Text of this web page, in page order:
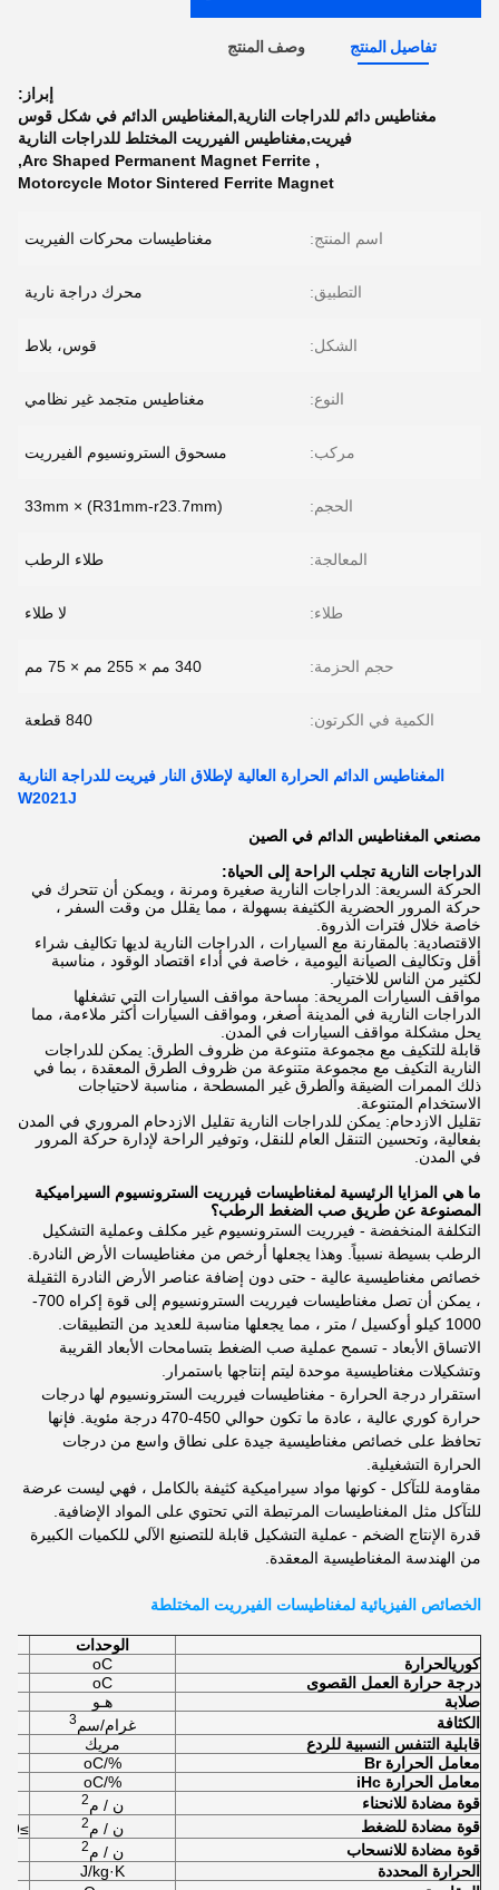
تفاصيل المنتج وصف المنتج
إبراز:
مغناطيس دائم للدراجات النارية,المغناطيس الدائم في شكل قوس
فيريت,مغناطيس الفيرريت المختلط للدراجات النارية
,
Arc Shaped Permanent Magnet Ferrite
,
Motorcycle Motor Sintered Ferrite Magnet
اسم المنتج: مغناطيسات محركات الفيريت
التطبيق: محرك دراجة نارية
الشكل: قوس، بلاط
النوع: مغناطيس متجمد غير نظامي
مركب: مسحوق السترونسيوم الفيرريت
الحجم: (R31mm-r23.7mm) × 33mm
المعالجة: طلاء الرطب
طلاء: لا طلاء
حجم الحزمة: 340 مم × 255 مم × 75 مم
الكمية في الكرتون: 840 قطعة
المغناطيس الدائم الحرارة العالية لإطلاق النار فيريت للدراجة النارية
W2021J
مصنعي المغناطيس الدائم في الصين
الدراجات النارية تجلب الراحة إلى الحياة:
الحركة السريعة: الدراجات النارية صغيرة ومرنة ، ويمكن أن تتحرك في
حركة المرور الحضرية الكثيفة بسهولة ، مما يقلل من وقت السفر ،
خاصة خلال فترات الذروة.
الاقتصادية: بالمقارنة مع السيارات ، الدراجات النارية لديها تكاليف شراء
أقل وتكاليف الصيانة اليومية ، خاصة في أداء اقتصاد الوقود ، مناسبة
لكثير من الناس للاختيار.
مواقف السيارات المريحة: مساحة مواقف السيارات التي تشغلها
الدراجات النارية في المدينة أصغر، ومواقف السيارات أكثر ملاءمة، مما
يحل مشكلة مواقف السيارات في المدن.
قابلة للتكيف مع مجموعة متنوعة من ظروف الطرق: يمكن للدراجات
النارية التكيف مع مجموعة متنوعة من ظروف الطرق المعقدة ، بما في
ذلك الممرات الضيقة والطرق غير المسطحة ، مناسبة لاحتياجات
الاستخدام المتنوعة.
تقليل الازدحام: يمكن للدراجات النارية تقليل الازدحام المروري في المدن
بفعالية، وتحسين التنقل العام للنقل، وتوفير الراحة لإدارة حركة المرور
في المدن.
ما هي المزايا الرئيسية لمغناطيسات فيرريت السترونسيوم السيراميكية
المصنوعة عن طريق صب الضغط الرطب؟
التكلفة المنخفضة - فيرريت السترونسيوم غير مكلف وعملية التشكيل
الرطب بسيطة نسبياً. وهذا يجعلها أرخص من مغناطيسات الأرض النادرة.
خصائص مغناطيسية عالية - حتى دون إضافة عناصر الأرض النادرة الثقيلة
، يمكن أن تصل مغناطيسات فيرريت السترونسيوم إلى قوة إكراه 700-
1000 كيلو أوكسيل / متر ، مما يجعلها مناسبة للعديد من التطبيقات.
الاتساق الأبعاد - تسمح عملية صب الضغط بتسامحات الأبعاد القريبة
وتشكيلات مغناطيسية موحدة ليتم إنتاجها باستمرار.
استقرار درجة الحرارة - مغناطيسات فيرريت السترونسيوم لها درجات
حرارة كوري عالية ، عادة ما تكون حوالي 450-470 درجة مئوية. فإنها
تحافظ على خصائص مغناطيسية جيدة على نطاق واسع من درجات
الحرارة التشغيلية.
مقاومة للتآكل - كونها مواد سيراميكية كثيفة بالكامل ، فهي ليست عرضة
للتآكل مثل المغناطيسات المرتبطة التي تحتوي على المواد الإضافية.
قدرة الإنتاج الضخم - عملية التشكيل قابلة للتصنيع الآلي للكميات الكبيرة
من الهندسة المغناطيسية المعقدة.
الخصائص الفيزيائية لمغناطيسات الفيرريت المختلطة
الوحدات
كوريالحرارة
oC
درجة حرارة العمل القصوى
oC
صلابة
هـو
الكثافة
غرام/سم 3
قابلية التنفس النسبية للردع
مريك
معامل الحرارة Br
%/oC
معامل الحرارة iHc
%/oC
قوة مضادة للانحناء
ن / م2
قوة مضادة للضغط ن / م2
≥6.9×10
قوة مضادة للانسحاب
ن / م2
الحرارة المحددة
J/kg·K